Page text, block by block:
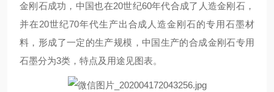
金刚石成功，中国也在20世纪60年代合成了人造金刚石，
并在20世纪70年代生产出合成人造金刚石的专用石墨材
料，形成了一定的生产规模，中国生产的合成金刚石专用
石墨分为3类，特点及用途见图表。